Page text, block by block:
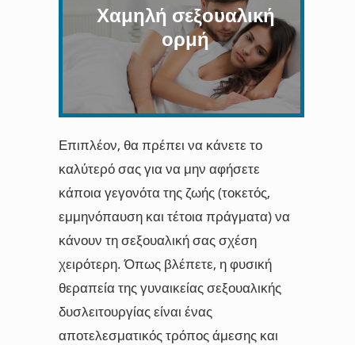
Χαμηλή σεξουαλική
ορμή
Επιπλέον, θα πρέπει να κάνετε το
καλύτερό σας για να μην αφήσετε
κάποια γεγονότα της ζωής (τοκετός,
εμμηνόπαυση και τέτοια πράγματα) να
κάνουν τη σεξουαλική σας σχέση
χειρότερη. Όπως βλέπετε, η φυσική
θεραπεία της γυναικείας σεξουαλικής
δυσλειτουργίας είναι ένας
αποτελεσματικός τρόπος άμεσης και